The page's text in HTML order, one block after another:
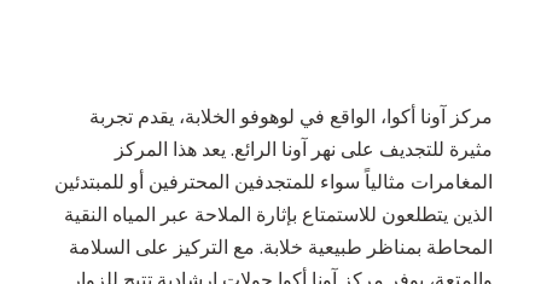
مركز آونا أكوا، الواقع في لوهوفو الخلابة، يقدم تجربة
مثيرة للتجديف على نهر آونا الرائع. يعد هذا المركز
المغامرات مثالياً سواء للمتجدفين المحترفين أو للمبتدئين
الذين يتطلعون للاستمتاع بإثارة الملاحة عبر المياه النقية
المحاطة بمناظر طبيعية خلابة. مع التركيز على السلامة